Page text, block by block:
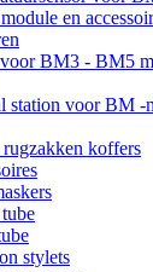
en
BM3 - BM5
station voor BM -
koffers
stylets